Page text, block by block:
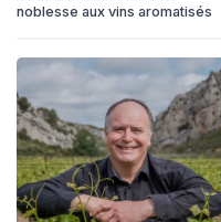
noblesse aux vins aromatisés